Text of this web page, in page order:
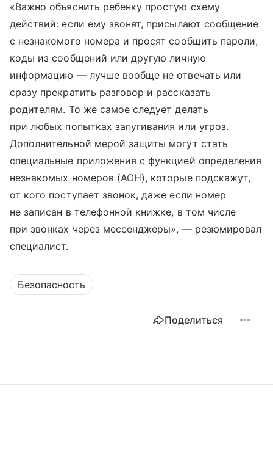
«Важно объяснить ребенку простую схему
действий: если ему звонят, присылают сообщение
с незнакомого номера и просят сообщить пароли,
коды из сообщений или другую личную
информацию — лучше вообще не отвечать или
сразу прекратить разговор и рассказать
родителям. То же самое следует делать
при любых попытках запугивания или угроз.
Дополнительной мерой защиты могут стать
специальные приложения с функцией определения
незнакомых номеров (АОН), которые подскажут,
от кого поступает звонок, даже если номер
не записан в телефонной книжке, в том числе
при звонках через мессенджеры», — резюмировал
специалист.
Безопасность
Поделиться